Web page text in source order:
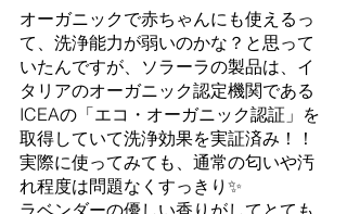
オーガニックで赤ちゃんにも使えるっ
て、洗浄能力が弱いのかな？と思って
いたんですが、ソラーラの製品は、イ
タリアのオーガニック認定機関である
ICEAの「エコ・オーガニック認証」を
取得していて洗浄効果を実証済み！！
実際に使ってみても、通常の匂いや汚
れ程度は問題なくすっきり✨
ラベンダーの優しい香りがしてとても